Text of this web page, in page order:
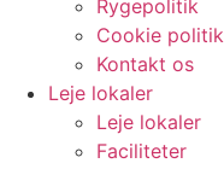
Rygepolitik
Cookie politik
Kontakt os
Leje lokaler
Leje lokaler
Faciliteter